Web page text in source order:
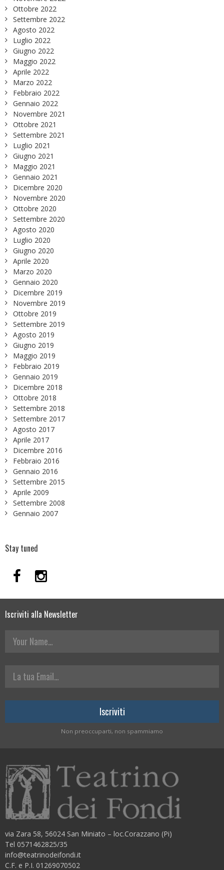
Ottobre 2022
Settembre 2022
Agosto 2022
Luglio 2022
Giugno 2022
Maggio 2022
Aprile 2022
Marzo 2022
Febbraio 2022
Gennaio 2022
Novembre 2021
Ottobre 2021
Settembre 2021
Luglio 2021
Giugno 2021
Maggio 2021
Gennaio 2021
Dicembre 2020
Novembre 2020
Ottobre 2020
Settembre 2020
Agosto 2020
Luglio 2020
Giugno 2020
Aprile 2020
Marzo 2020
Gennaio 2020
Dicembre 2019
Novembre 2019
Ottobre 2019
Settembre 2019
Agosto 2019
Giugno 2019
Maggio 2019
Febbraio 2019
Gennaio 2019
Dicembre 2018
Ottobre 2018
Settembre 2018
Settembre 2017
Agosto 2017
Aprile 2017
Dicembre 2016
Febbraio 2016
Gennaio 2016
Settembre 2015
Aprile 2009
Settembre 2008
Gennaio 2007
Stay tuned
Iscriviti alla Newsletter
Your Name
La tua Email
Non preoccuparti, non spammiamo
via Zara 58, 56024 San Miniato – loc.Corazzano (Pi)
Tel 0571462825/35
info@teatrinodeifondi.it
C.F. e P.I. 01269070502